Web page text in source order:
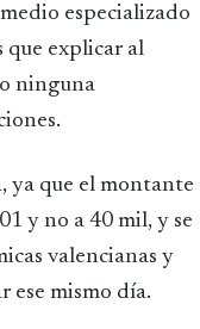
especializado
que explicar al
ninguna
ya que el montante
y no a 40 mil, y se
valencianas y
ese mismo día.